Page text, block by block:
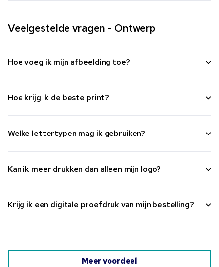
Veelgestelde vragen - Ontwerp
Hoe voeg ik mijn afbeelding toe?
Hoe krijg ik de beste print?
Welke lettertypen mag ik gebruiken?
Kan ik meer drukken dan alleen mijn logo?
Krijg ik een digitale proefdruk van mijn bestelling?
Meer voordeel